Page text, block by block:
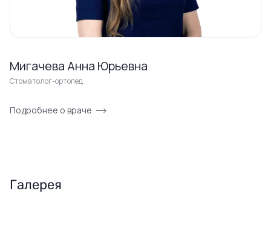
Мигачева Анна Юрьевна
Стоматолог-ортопед
Подробнее о враче
Галерея